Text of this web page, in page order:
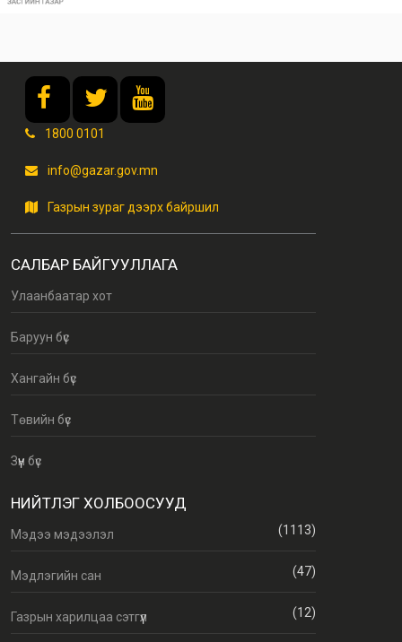
1800 0101
info@gazar.gov.mn
Газрын зураг дээрх байршил
САЛБАР БАЙГУУЛЛАГА
Улаанбаатар хот
Баруун бүс
Хангайн бүс
Төвийн бүс
Зүүн бүс
НИЙТЛЭГ ХОЛБООСУУД
Мэдээ мэдээлэл (1113)
Мэдлэгийн сан (47)
Газрын харилцаа сэтгүүл (12)